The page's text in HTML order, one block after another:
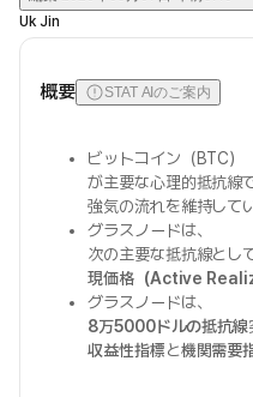
Uk Jin
概要 STAT AIのご案内
ビットコイン（BTC）
が主要な心理的抵抗線
強気の流れを維持して
グラスノードは、
次の主要な抵抗線とし
現価格（Active
グラスノードは、
8万5000ドルの抵抗線
収益性指標と機関需要